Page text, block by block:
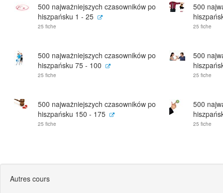
500 najważniejszych czasowników po
hiszpańsku 1 - 25
25 fiche
500
25 fiche
500 najważniejszych czasowników po
hiszpańsku 75 - 100
25 fiche
500
25 fiche
500 najważniejszych czasowników po
hiszpańsku 150 - 175
25 fiche
500
25 fiche
Autres cours